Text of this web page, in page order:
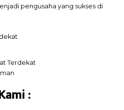
pengusaha yang sukses di
Terdekat
: